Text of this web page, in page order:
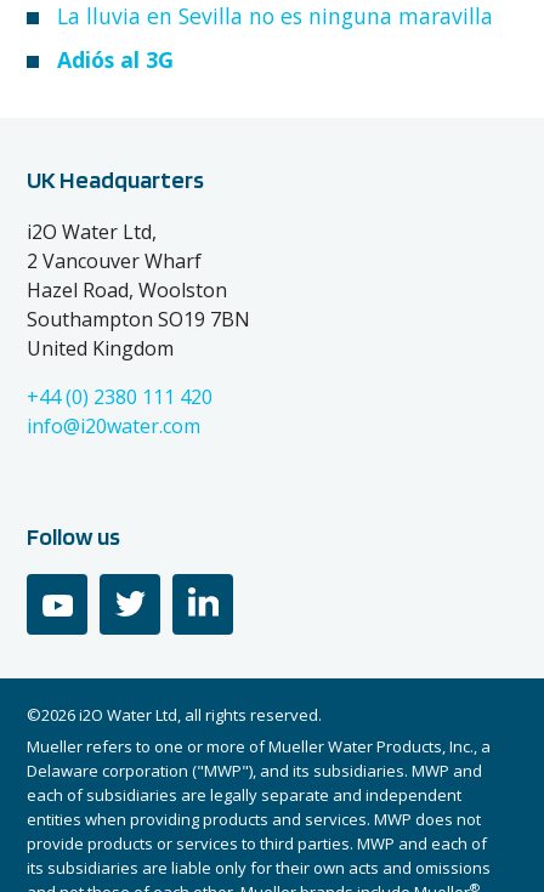
La lluvia en Sevilla no es ninguna maravilla
Adiós al 3G
UK Headquarters
i2O Water Ltd,
2 Vancouver Wharf
Hazel Road, Woolston
Southampton SO19 7BN
United Kingdom
+44 (0) 2380 111 420
info@i20water.com
Follow us
youtube linkedin
©2026 i2O Water Ltd, all rights reserved.
Mueller refers to one or more of Mueller Water Products, Inc., a
Delaware corporation ("MWP"), and its subsidiaries. MWP and
each of subsidiaries are legally separate and independent
entities when providing products and services. MWP does not
provide products or services to third parties. MWP and each of
its subsidiaries are liable only for their own acts and omissions
®